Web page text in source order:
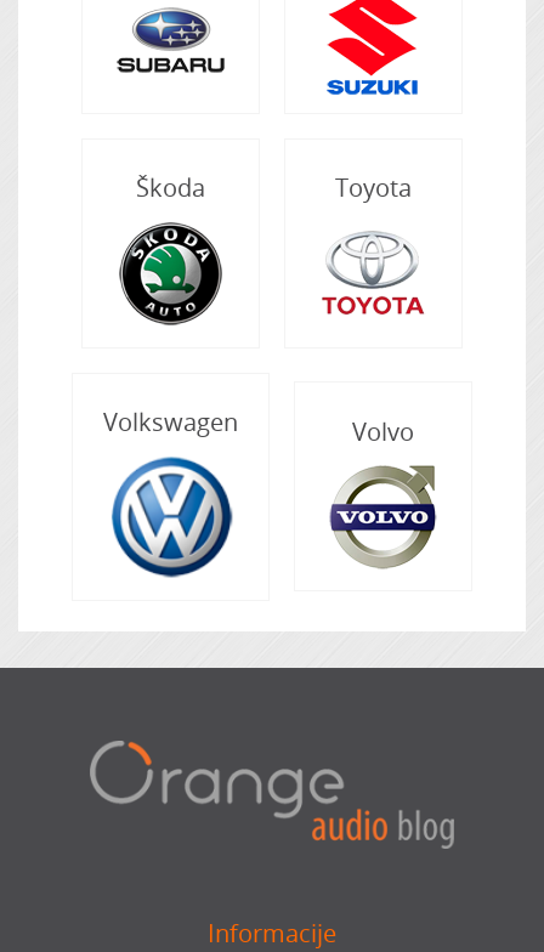
Škoda Toyota
Volkswagen Volvo
Informacije